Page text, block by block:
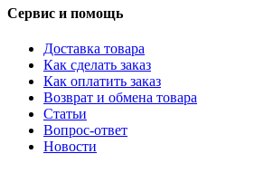
Сервис и помощь
Доставка товара
Как сделать заказ
Как оплатить заказ
Возврат и обмена товара
Статьи
Вопрос-ответ
Новости